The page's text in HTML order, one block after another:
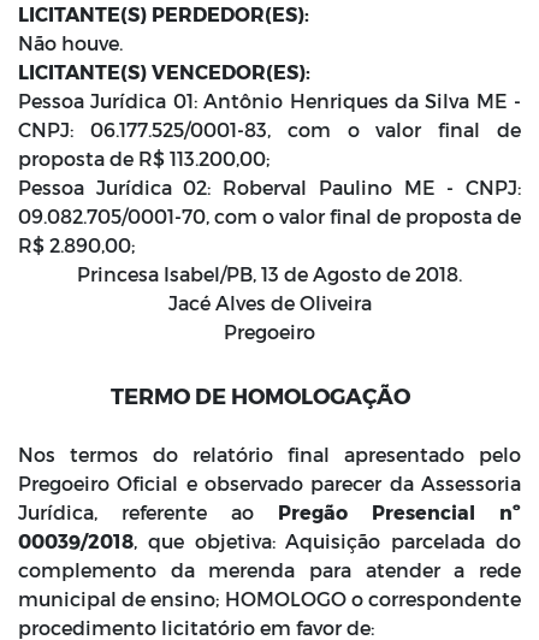
LICITANTE(S) PERDEDOR(ES):
Não houve.
LICITANTE(S) VENCEDOR(ES):
Pessoa Jurídica 01: Antônio Henriques da Silva ME -
CNPJ: 06.177.525/0001-83, com o valor final de
proposta de R$ 113.200,00;
Pessoa Jurídica 02: Roberval Paulino ME - CNPJ:
09.082.705/0001-70, com o valor final de proposta de
R$ 2.890,00;
Princesa Isabel/PB, 13 de Agosto de 2018.
Jacé Alves de Oliveira
Pregoeiro
TERMO DE HOMOLOGAÇÃO
Nos termos do relatório final apresentado pelo
Pregoeiro Oficial e observado parecer da Assessoria
Jurídica, referente ao Pregão Presencial nº
00039/2018, que objetiva: Aquisição parcelada do
complemento da merenda para atender a rede
municipal de ensino; HOMOLOGO o correspondente
procedimento licitatório em favor de: